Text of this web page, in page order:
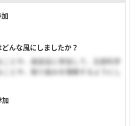
んな風にしましたか？
ことや、座談会に参加して、文部科学
とや、取り組みを理解するようにし